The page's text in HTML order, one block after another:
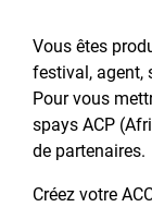
Vous êtes
festival, agent,
Pour vous
spays ACP
de partenaires.
Créez votre